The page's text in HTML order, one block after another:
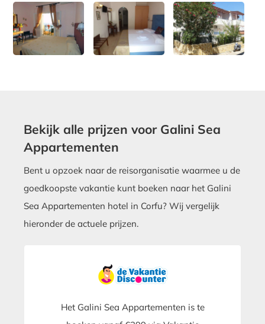
Bekijk alle prijzen voor Galini Sea
Appartementen
Bent u opzoek naar de reisorganisatie waarmee u de
goedkoopste vakantie kunt boeken naar het Galini
Sea Appartementen hotel in Corfu? Wij vergelijk
hieronder de actuele prijzen.
Het Galini Sea Appartementen is te